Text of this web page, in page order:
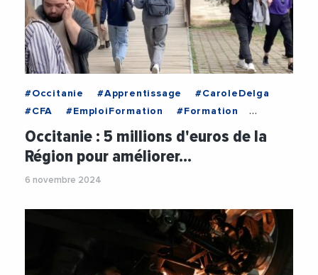
#Occitanie #Apprentissage
#CaroleDelga
#CFA
#EmploiFormation
#Formation
#Logement
#RegionOccitanie
Occitanie : 5 millions d'euros de la
Région pour améliorer…
6 novembre 2024